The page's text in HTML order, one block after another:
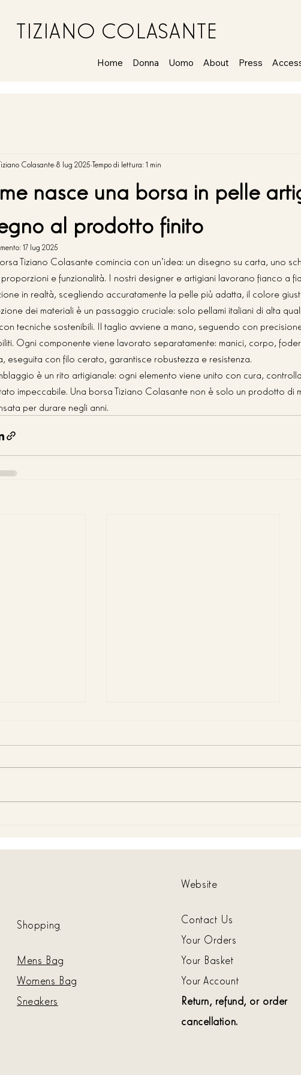
TIZIANO COLASANTE
Home Donna Uomo About Press
nasce una borsa in pelle
al prodotto finito
Colasante 8 lug 2025 Tempo di lettura: 1 min
17 lug 2025
Tiziano Colasante comincia con un'idea: un disegno su carta, uno
proporzioni e funzionalità. I nostri designer e artigiani lavorano fianco a
in realtà, scegliendo accuratamente la pelle più adatta, il colore
dei materiali è un passaggio cruciale: solo pellami italiani di alta
tecniche sostenibili. Il taglio avviene a mano, seguendo con
Ogni componente viene lavorato separatamente: manici, corpo,
eseguita con filo cerato, garantisce robustezza e resistenza.
è un rito artigianale: ogni elemento viene unito con cura,
impeccabile. Una borsa Tiziano Colasante non è solo un prodotto di
per durare negli anni.
Tiziano ColasanteE ora, una
Shopping
Mens Bag
Womens Bag
Sneakers
Website
Contact Us
Your Orders
Your Basket
Your Account
Return, refund, or order
cancellation.